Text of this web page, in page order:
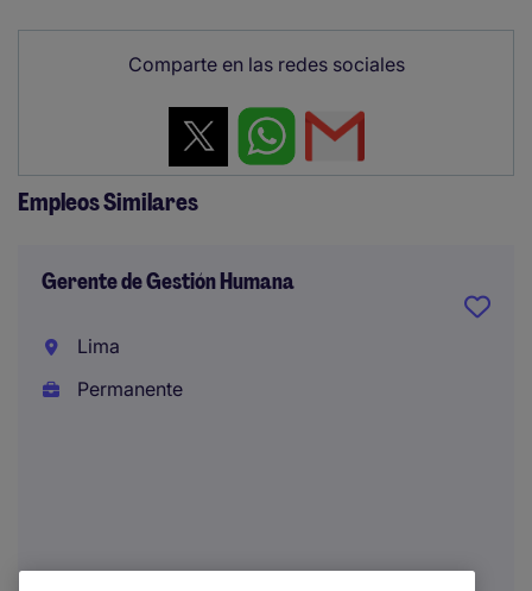
Comparte en las redes sociales
Empleos Similares
Gerente de Gestión Humana
Lima
Permanente